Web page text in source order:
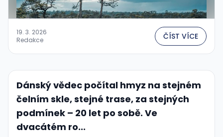
19. 3. 2026
Redakce
ČÍST VÍCE
Dánský vědec počítal hmyz na stejném
čelním skle, stejné trase, za stejných
podmínek – 20 let po sobě. Ve
dvacátém ro...